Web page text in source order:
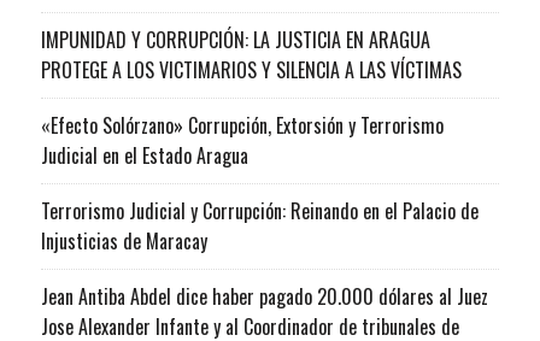
IMPUNIDAD Y CORRUPCIÓN: LA JUSTICIA EN ARAGUA
PROTEGE A LOS VICTIMARIOS Y SILENCIA A LAS VÍCTIMAS
«Efecto Solórzano» Corrupción, Extorsión y Terrorismo
Judicial en el Estado Aragua
Terrorismo Judicial y Corrupción: Reinando en el Palacio de
Injusticias de Maracay
Jean Antiba Abdel dice haber pagado 20.000 dólares al Juez
Jose Alexander Infante y al Coordinador de tribunales de